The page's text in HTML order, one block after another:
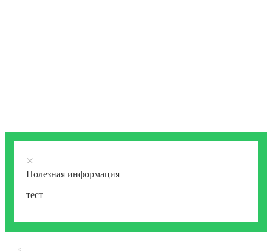
×
Полезная информация
тест